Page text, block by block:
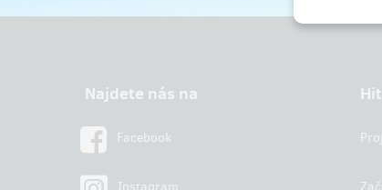
Najdete nás na
Facebook